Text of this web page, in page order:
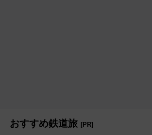
おすすめ鉄道旅 [PR]